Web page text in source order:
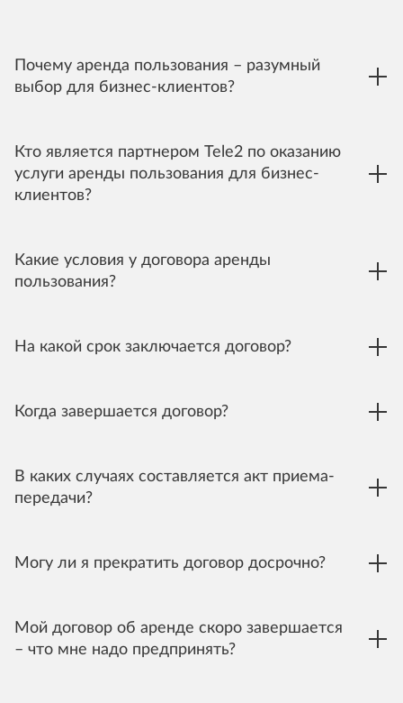
Почему аренда пользования – разумный
выбор для бизнес-клиентов?
Кто является партнером Tele2 по оказанию
услуги аренды пользования для бизнес-
клиентов?
Какие условия у договора аренды
пользования?
На какой срок заключается договор?
Когда завершается договор?
В каких случаях составляется акт приема-
передачи?
Могу ли я прекратить договор досрочно?
Мой договор об аренде скоро завершается
– что мне надо предпринять?